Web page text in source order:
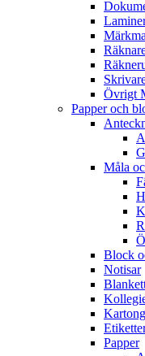
Övrigt
Papper och
Måla
Block
Notisar
Kartong
Papper